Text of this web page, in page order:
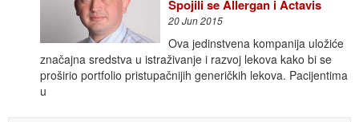
Spojili se Allergan i Actavis
20 Jun 2015
Ova jedinstvena kompanija uložiće
značajna sredstva u istraživanje i razvoj lekova kako bi se
proširio portfolio pristupačnijih generičkih lekova. Pacijentima
u